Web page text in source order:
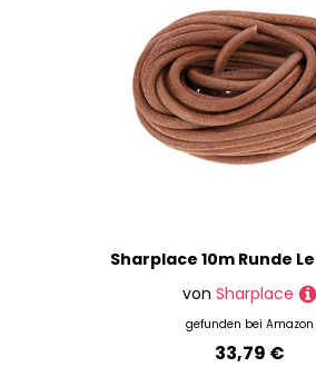
von Sharplace
gefunden bei Amazon
33,79 €